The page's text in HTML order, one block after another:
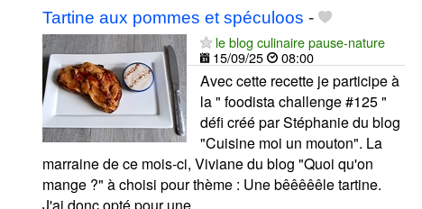
Tartine aux pommes et spéculoos -
le blog culinaire pause-nature
15/09/25
08:00
Avec cette recette je participe à
la " foodista challenge #125 "
défi créé par Stéphanie du blog
"Cuisine moi un mouton". La
marraine de ce mois-ci, Viviane du blog "Quoi qu'on
mange ?" à choisi pour thème : Une bêêêêêle tartine.